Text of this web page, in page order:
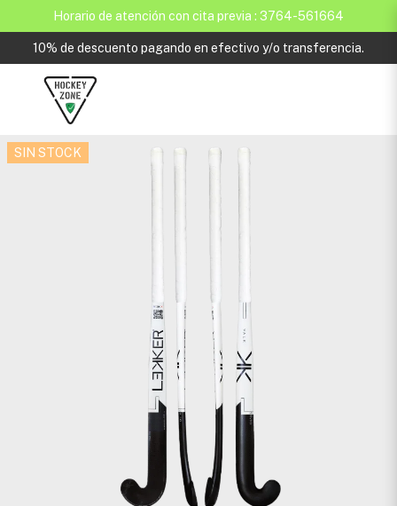
Horario de atención con cita previa : 3764-561664
10% de descuento pagando en efectivo y/o transferencia.
SIN STOCK